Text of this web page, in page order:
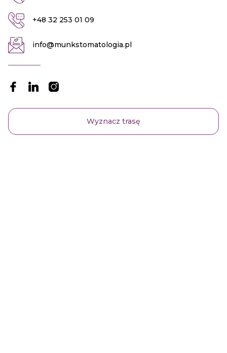
+48 32 253 01 09
info@munkstomatologia.pl
Wyznacz trasę